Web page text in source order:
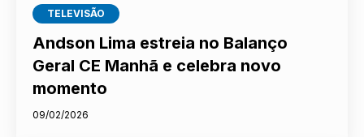
TELEVISÃO
Andson Lima estreia no Balanço
Geral CE Manhã e celebra novo
momento
09/02/2026